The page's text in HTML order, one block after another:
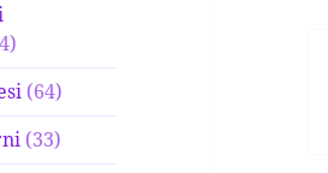
(64)
(33)